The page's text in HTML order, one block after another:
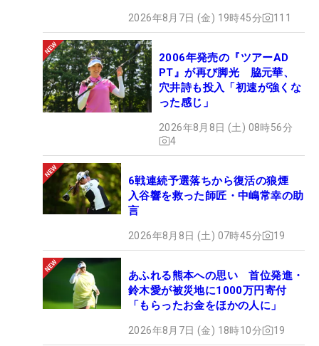
2026年8月7日 (金) 19時45分 111
2006年発売の『ツアーAD
PT』が再び脚光 脇元華、
穴井詩も投入「初速が強くな
った感じ」
2026年8月8日 (土) 08時56分
4
6戦連続予選落ちから復活の狼煙
入谷響を救った師匠・中嶋常幸の助
言
2026年8月8日 (土) 07時45分 19
あふれる熊本への思い 首位発進・
鈴木愛が被災地に1000万円寄付
「もらったお金をほかの人に」
2026年8月7日 (金) 18時10分 19